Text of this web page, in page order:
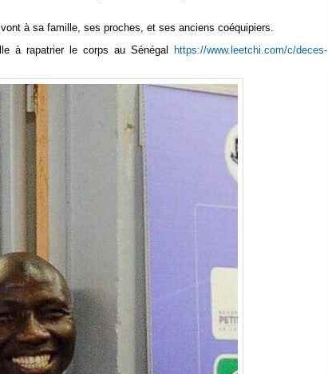
à sa famille, ses proches, et ses anciens coéquipiers.
à rapatrier le corps au Sénégal
https://www.leetchi.com/c/deces-